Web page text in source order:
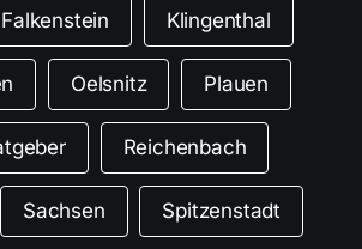
Falkenstein Klingenthal
Oelsnitz Plauen
Reichenbach
Sachsen Spitzenstadt